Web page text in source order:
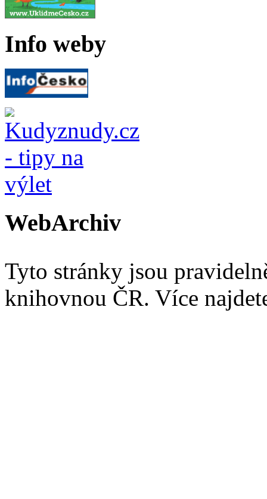
Info weby
WebArchiv
Tyto stránky jsou
knihovnou ČR. Více